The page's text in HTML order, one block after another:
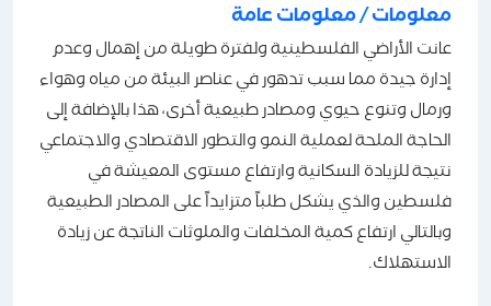
معلومات/معلومات عامة
عانت الأراضي الفلسطينية ولفترة طويلة من إهمال وعدم
إدارة جيدة مما سبب تدهور في عناصر البيئة من مياه وهواء
ورمال وتنوع حيوي ومصادر طبيعية أخرى، هذا بالإضافة إلى
الحاجة الملحة لعملية النمو والتطور الاقتصادي والاجتماعي
نتيجة للزيادة السكانية وارتفاع مستوى المعيشة في
فلسطين والذي يشكل طلباً متزايداً على المصادر الطبيعية
وبالتالي ارتفاع كمية المخلفات والملوثات الناتجة عن زيادة
الاستهلاك.